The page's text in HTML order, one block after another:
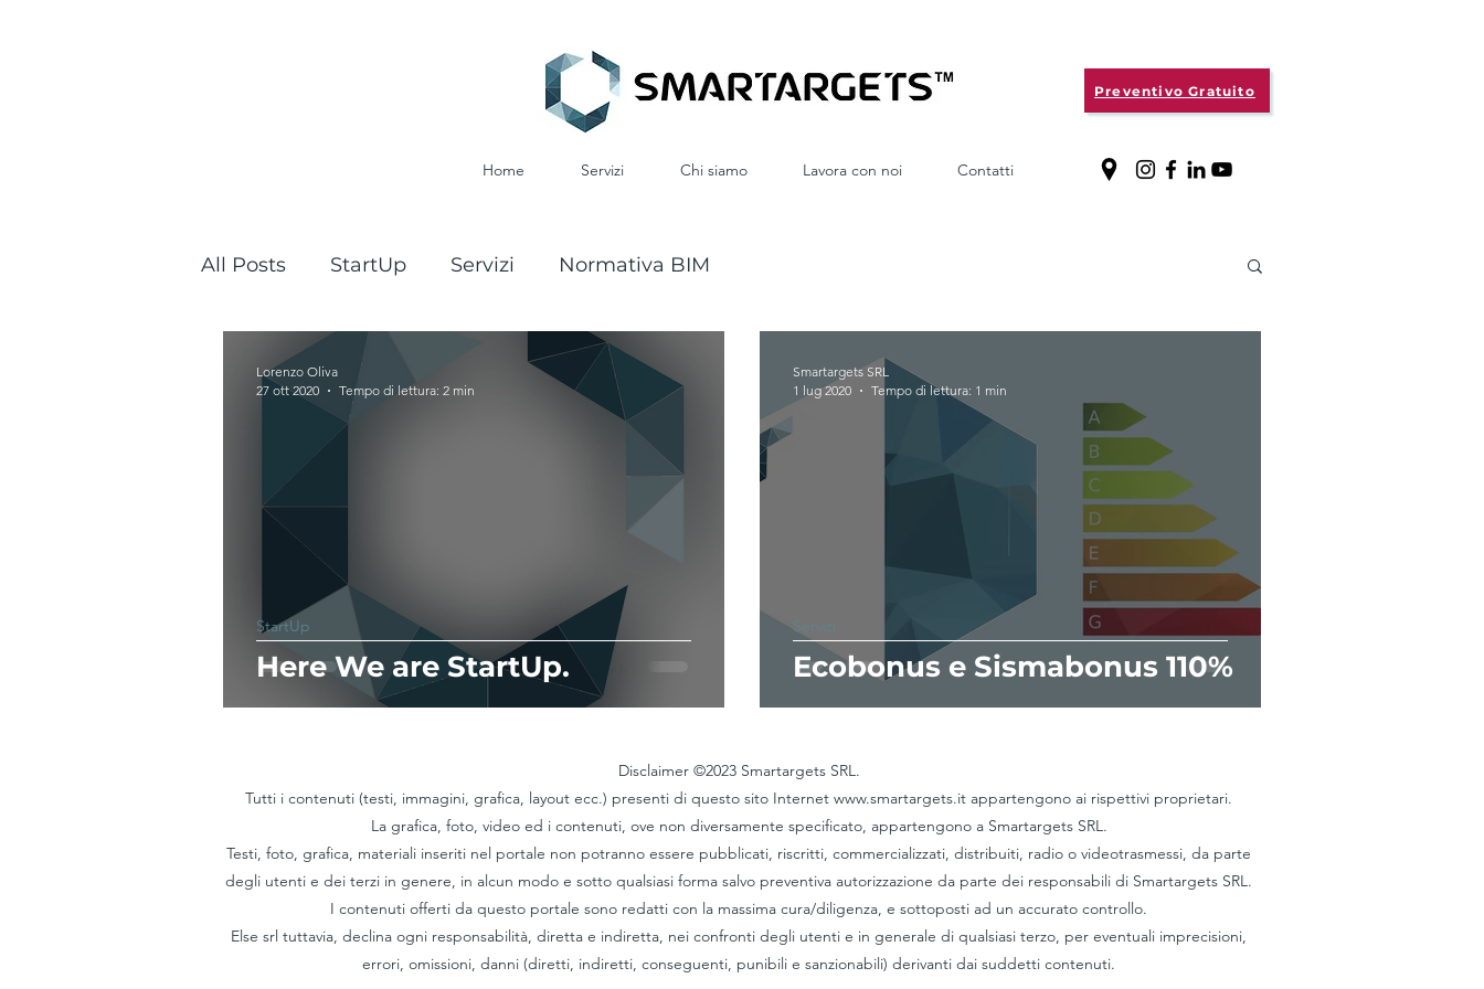
Home Servizi Chi siamo Lavora con noi Contatti
Preventivo Gratuito
All Posts StartUp Servizi Normativa BIM
Here We are StartUp.
StartUp
Lorenzo Oliva
27 ott 2020
Tempo di lettura: 2 min
Ecobonus e Sismabonus 110%
Servizi
Smartargets SRL
1 lug 2020
Tempo di lettura: 1 min
Disclaimer ©2023 Smartargets SRL.
Tutti i contenuti (testi, immagini, grafica, layout ecc.) presenti di questo sito Internet www.smartargets.it appartengono ai rispettivi proprietari.
La grafica, foto, video ed i contenuti, ove non diversamente specificato, appartengono a Smartargets SRL.
Testi, foto, grafica, materiali inseriti nel portale non potranno essere pubblicati, riscritti, commercializzati, distribuiti, radio o videotrasmessi, da parte
degli utenti e dei terzi in genere, in alcun modo e sotto qualsiasi forma salvo preventiva autorizzazione da parte dei responsabili di Smartargets SRL.
I contenuti offerti da questo portale sono redatti con la massima cura/diligenza, e sottoposti ad un accurato controllo.
Else srl tuttavia, declina ogni responsabilità, diretta e indiretta, nei confronti degli utenti e in generale di qualsiasi terzo, per eventuali imprecisioni,
errori, omissioni, danni (diretti, indiretti, conseguenti, punibili e sanzionabili) derivanti dai suddetti contenuti.